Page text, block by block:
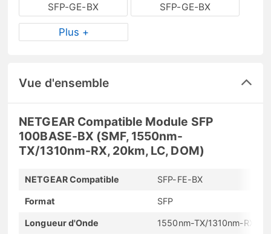
SFP-GE-BX SFP-GE-BX
Plus +
Vue d'ensemble
NETGEAR Compatible Module SFP
100BASE-BX (SMF, 1550nm-
TX/1310nm-RX, 20km, LC, DOM)
NETGEAR Compatible SFP-FE-BX
Format SFP
Longueur d'Onde 1550nm-TX/1310nm-RX